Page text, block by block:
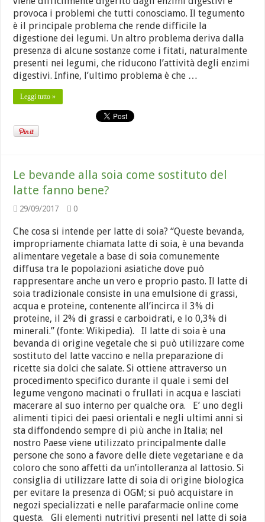
provoca i problemi che tutti conosciamo. Il tegumento
è il principale problema che rende difficile la
digestione dei legumi. Un altro problema deriva dalla
presenza di alcune sostanze come i fitati, naturalmente
presenti nei legumi, che riducono l’attività degli enzimi
digestivi. Infine, l’ultimo problema è che …
Leggi tutto »
Le bevande alla soia come sostituto del
latte fanno bene?
29/09/2017 0
Che cosa si intende per latte di soia? “Queste bevanda,
impropriamente chiamata latte di soia, è una bevanda
alimentare vegetale a base di soia comunemente
diffusa tra le popolazioni asiatiche dove può
rappresentare anche un vero e proprio pasto. Il latte di
soia tradizionale consiste in una emulsione di grassi,
acqua e proteine, contenente all’incirca il 3% di
proteine, il 2% di grassi e carboidrati, e lo 0,3% di
minerali.” (fonte: Wikipedia). Il latte di soia è una
bevanda di origine vegetale che si può utilizzare come
sostituto del latte vaccino e nella preparazione di
ricette sia dolci che salate. Si ottiene attraverso un
procedimento specifico durante il quale i semi del
legume vengono macinati o frullati in acqua e lasciati
macerare al suo interno per qualche ora. E’ uno degli
alimenti tipici dei paesi orientali e negli ultimi anni si
sta diffondendo sempre di più anche in Italia; nel
nostro Paese viene utilizzato principalmente dalle
persone che sono a favore delle diete vegetariane e da
coloro che sono affetti da un’intolleranza al lattosio. Si
consiglia di utilizzare latte di soia di origine biologica
per evitare la presenza di OGM; si può acquistare in
negozi specializzati e nelle parafarmacie online come
questa. Gli elementi nutritivi presenti nel latte di soia